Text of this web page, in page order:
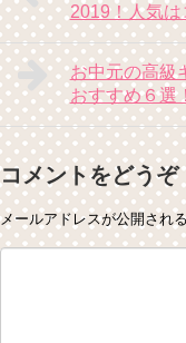
2019！人気は
お中元の高級
おすすめ６選
コメントをどうぞ
メールアドレスが公開され